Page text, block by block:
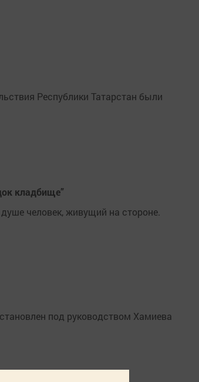
Республики Татарстан были
кладбище”
человек, живущий на стороне.
под руководством Хамиева